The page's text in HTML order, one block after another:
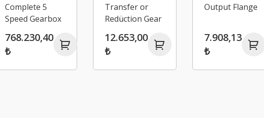
Complete 5
Speed Gearbox
768.230,40
₺
Transfer or
Redüction Gear
12.653,00
₺
Output Flange
7.908,13
₺